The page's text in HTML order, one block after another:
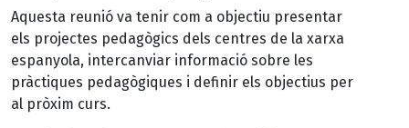
Aquesta reunió va tenir com a objectiu presentar
els projectes pedagògics dels centres de la xarxa
espanyola, intercanviar informació sobre les
pràctiques pedagògiques i definir els objectius per
al pròxim curs.